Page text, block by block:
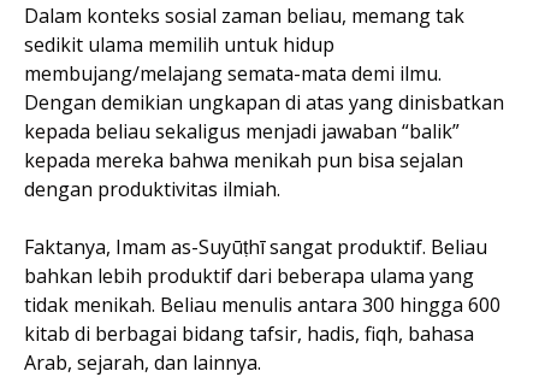
Dalam konteks sosial zaman beliau, memang tak
sedikit ulama memilih untuk hidup
membujang/melajang semata-mata demi ilmu.
Dengan demikian ungkapan di atas yang dinisbatkan
kepada beliau sekaligus menjadi jawaban “balik”
kepada mereka bahwa menikah pun bisa sejalan
dengan produktivitas ilmiah.
Faktanya, Imam as-Suyūṭhī sangat produktif. Beliau
bahkan lebih produktif dari beberapa ulama yang
tidak menikah. Beliau menulis antara 300 hingga 600
kitab di berbagai bidang tafsir, hadis, fiqh, bahasa
Arab, sejarah, dan lainnya.